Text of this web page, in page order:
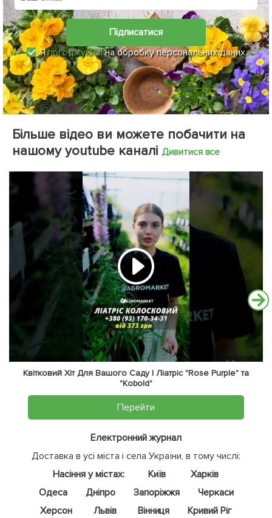
Підписатися
Япогоджуюсяна обробку персональних даних
Більше відео ви можете побачити на
нашому youtube каналі Дивитися все
Квітковий Хіт Для Вашого Саду | Ліатріс "Rose Purple" та
"Kobold"
Перейти
Електронний журнал
Доставка в усі міста і села України, в тому числі:
Насіння у містах:
Київ
Харків
Одеса
Дніпро Запоріжжя
Черкаси
Херсон
Львів Вінниця
Кривий Ріг